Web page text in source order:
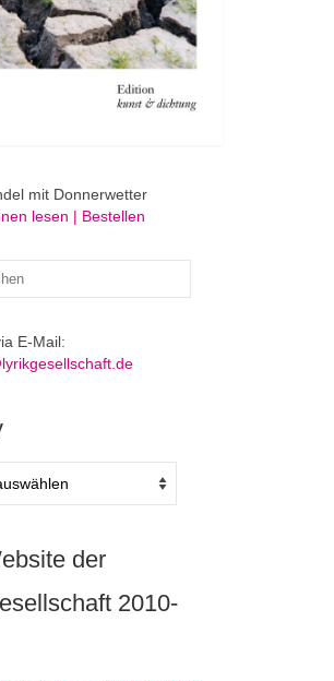
mit Donnerwetter
lesen | Bestellen
E-Mail:
der
2010-